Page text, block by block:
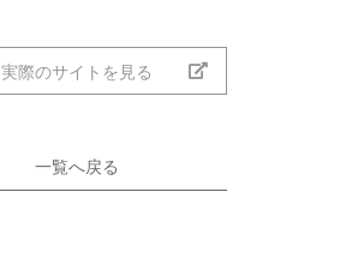
実際のサイトを見る
一覧へ戻る